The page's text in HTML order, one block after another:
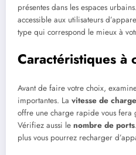
présentes dans les espaces
accessible aux utilisateurs
type qui correspond le mieux à
Caractéristiques à
Avant de faire votre choix,
importantes. La vitesse de charge
offre une charge rapide vous fera
Vérifiez aussi le nombre de ports
plus vous pourrez recharger